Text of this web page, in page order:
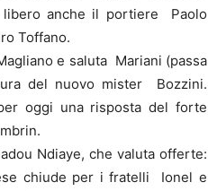
libero anche il portiere Paolo
Toffano.
e saluta Mariani (passa
del nuovo mister Bozzini.
oggi una risposta del forte
Ndiaye, che valuta offerte:
chiude per i fratelli Ionel e